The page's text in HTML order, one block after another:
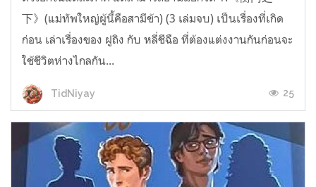
下》(แม่ทัพใหญ่ผู้นี้คือสามีข้า) (3 เล่มจบ) เป็นเรื่องที่เกิด
ก่อน เล่าเรื่องของ ฝูถิง กับ หลี่ชีฉือ ที่ต้องแต่งงานกันก่อนจะ
ใช้ชีวิตห่างไกลกัน...
TidNiyay 25